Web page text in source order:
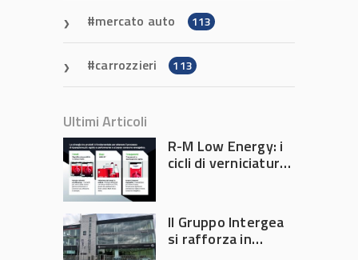
mercato auto 113
carrozzieri 113
Ultimi Articoli
R-M Low Energy: i
cicli di verniciatura
tempi e costi in
carrozzeria
Il Gruppo Intergea
si rafforza in